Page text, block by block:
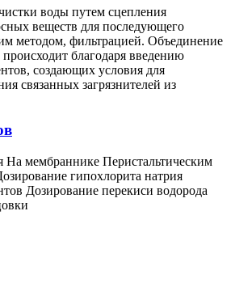
воды путем сцепления
веществ для последующего
методом, фильтрацией. Объединение
благодаря введению
создающих условия для
связанных загрязнителей из
На мембраннике Перистальтическим
гипохлорита натрия
Дозирование перекиси водорода